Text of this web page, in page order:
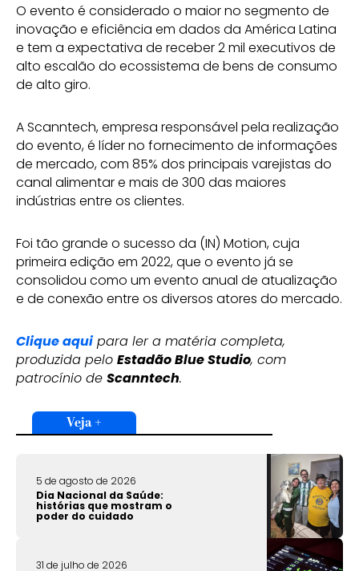
O evento é considerado o maior no segmento de
inovação e eficiência em dados da América Latina
e tem a expectativa de receber 2 mil executivos de
alto escalão do ecossistema de bens de consumo
de alto giro.
A Scanntech, empresa responsável pela realização
do evento, é líder no fornecimento de informações
de mercado, com 85% dos principais varejistas do
canal alimentar e mais de 300 das maiores
indústrias entre os clientes.
Foi tão grande o sucesso da (IN) Motion, cuja
primeira edição em 2022, que o evento já se
consolidou como um evento anual de atualização
e de conexão entre os diversos atores do mercado.
Clique aquipara ler a matéria completa,
produzida pelo Estadão Blue Studio, com
patrocínio de Scanntech.
Veja +
5 de agosto de 2026
Dia Nacional da Saúde:
histórias que mostram o
poder do cuidado
31 de julho de 2026